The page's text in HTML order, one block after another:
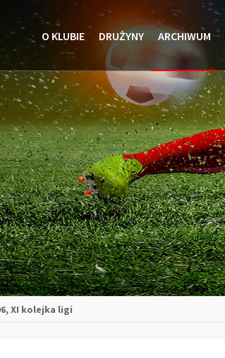
O KLUBIE DRUŻYNY ARCHIWUM
XI kolejka ligi